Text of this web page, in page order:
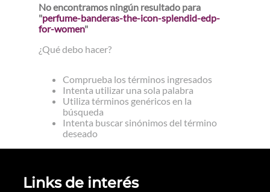
No encontramos ningún resultado para
"perfume-banderas-the-icon-splendid-edp-
for-women"
¿Qué debo hacer?
Comprueba los términos ingresados
Intenta utilizar una sola palabra
Utiliza términos genéricos en la
búsqueda
Intenta buscar sinónimos del término
deseado
Links de interés